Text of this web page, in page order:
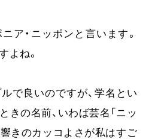
ア・ニッポンと言います。
よね。
で良いのですが、学名とい
きの名前、いわば芸名「ニッ
響きのカッコよさが私はすご